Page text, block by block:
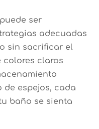
ser
adecuadas
sin sacrificar el
colores claros
espejos, cada
baño se sienta